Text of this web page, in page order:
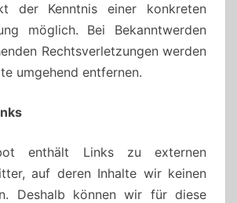
der Kenntnis einer konkreten
möglich. Bei Bekanntwerden
Rechtsverletzungen werden
umgehend entfernen.
enthält Links zu externen
auf deren Inhalte wir keinen
Deshalb können wir für diese